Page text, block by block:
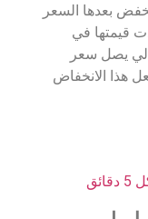
بعدها السعر
قيمتها في
يصل سعر
ولعل هذا الانخفاض